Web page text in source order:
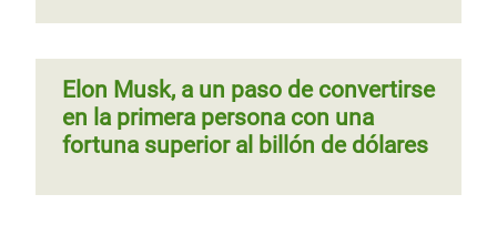
Elon Musk, a un paso de convertirse
en la primera persona con una
fortuna superior al billón de dólares